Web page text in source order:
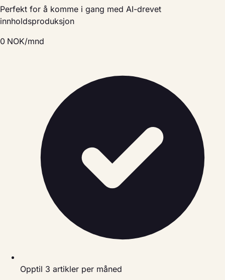
Perfekt for å komme i gang med AI-drevet
innholdsproduksjon
0 NOK/mnd
Opptil 3 artikler per måned